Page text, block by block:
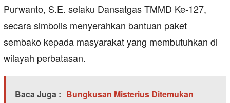
Purwanto, S.E. selaku Dansatgas TMMD Ke-127,
secara simbolis menyerahkan bantuan paket
sembako kepada masyarakat yang membutuhkan di
wilayah perbatasan.
Baca Juga : Bungkusan Misterius Ditemukan